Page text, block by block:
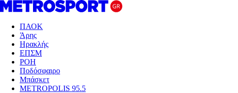
ΠΑΟΚ
Άρης
Ηρακλής
ΕΠΣΜ
ΡΟΗ
Ποδόσφαιρο
Μπάσκετ
METROPOLIS 95.5